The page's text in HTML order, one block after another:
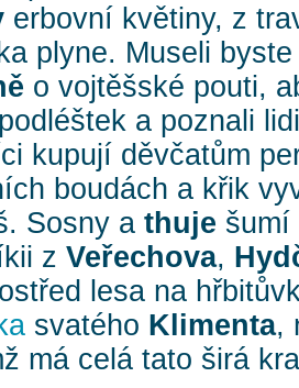
Bloudím
erbovní květiny, z
plyne. Museli
o vojtěšské pouti,
a poznali
kupují děvčatům
boudách a křik
Sosny a thuje šumí
z Veřechova,
lesa na
svatého Klimenta,
má celá tato širá